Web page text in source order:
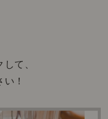
て、
！